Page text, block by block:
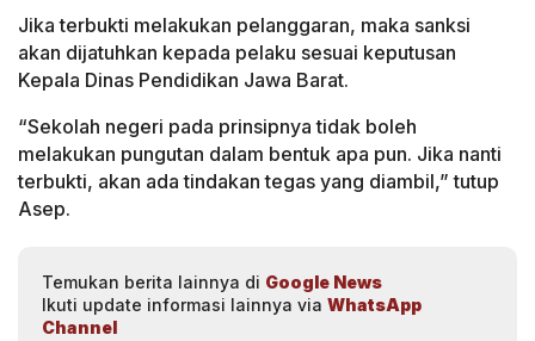
Jika terbukti melakukan pelanggaran, maka sanksi
akan dijatuhkan kepada pelaku sesuai keputusan
Kepala Dinas Pendidikan Jawa Barat.
“Sekolah negeri pada prinsipnya tidak boleh
melakukan pungutan dalam bentuk apa pun. Jika nanti
terbukti, akan ada tindakan tegas yang diambil,” tutup
Asep.
Temukan berita lainnya di Google News
Ikuti update informasi lainnya via WhatsApp
Channel